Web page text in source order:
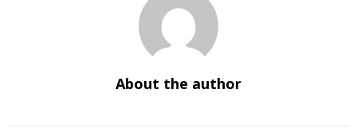
About the author